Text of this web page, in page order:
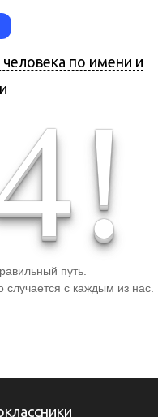
по имени и
!
путь.
с каждым из нас.